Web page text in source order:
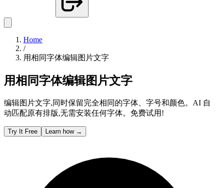
Home
/
用相同字体编辑图片文字
用相同字体编辑图片文字
编辑图片文字,同时保留完全相同的字体、字号和颜色。AI 自
动匹配原有排版,无需安装任何字体。免费试用!
Try It Free Learn how →